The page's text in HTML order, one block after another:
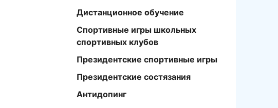
Дистанционное обучение
Спортивные игры школьных
спортивных клубов
Президентские спортивные игры
Президентские состязания
Антидопинг